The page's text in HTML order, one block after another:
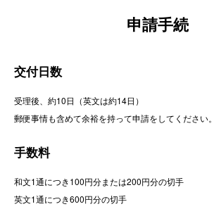
申請手続
交付日数
受理後、約10日（英文は約14日）
郵便事情も含めて余裕を持って申請をしてください。
手数料
和文1通につき100円分または200円分の切手
英文1通につき600円分の切手